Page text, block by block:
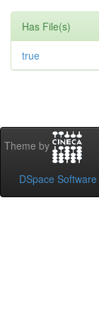
Has File(s)
true
Theme by
DSpace Software